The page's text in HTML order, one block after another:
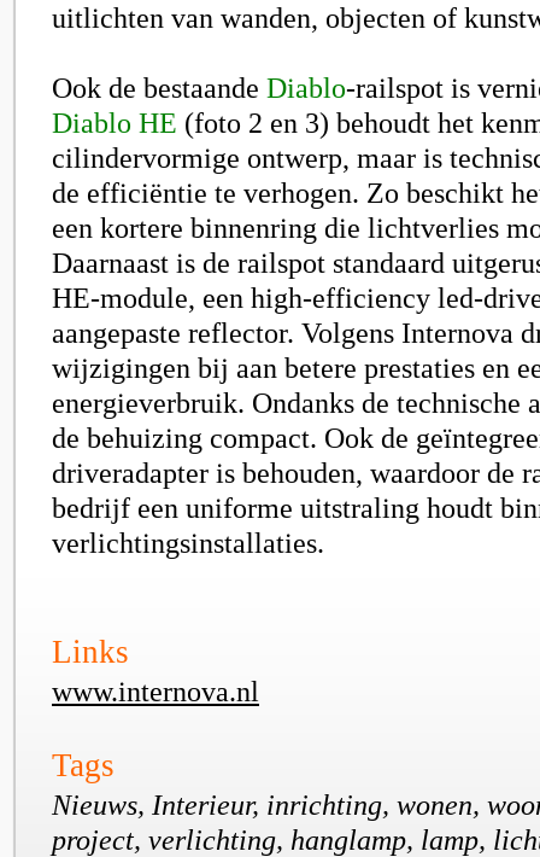
uitlichten van wanden, objecten of
Ook de bestaande Diablo-railspot is
Diablo HE (foto 2 en 3) behoudt het
cilindervormige ontwerp, maar is
de efficiëntie te verhogen. Zo beschikt
een kortere binnenring die lichtverlies
Daarnaast is de railspot standaard
HE-module, een high-efficiency led-
aangepaste reflector. Volgens Internova
wijzigingen bij aan betere prestaties en
energieverbruik. Ondanks de technische
de behuizing compact. Ook de
driveradapter is behouden, waardoor de
bedrijf een uniforme uitstraling houdt
verlichtingsinstallaties.
Links
www.internova.nl
Tags
Nieuws, Interieur, inrichting, wonen,
project, verlichting, hanglamp, lamp,